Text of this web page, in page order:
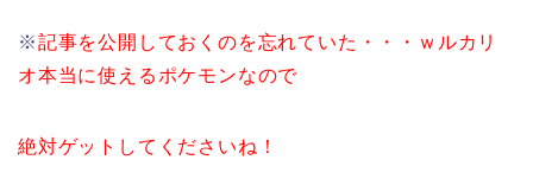
※記事を公開しておくのを忘れていた・・・ｗルカリ
オ本当に使えるポケモンなので
絶対ゲットしてくださいね！